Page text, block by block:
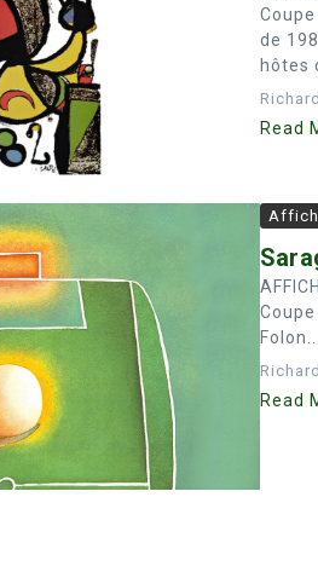
de
hôtes
Read
Read